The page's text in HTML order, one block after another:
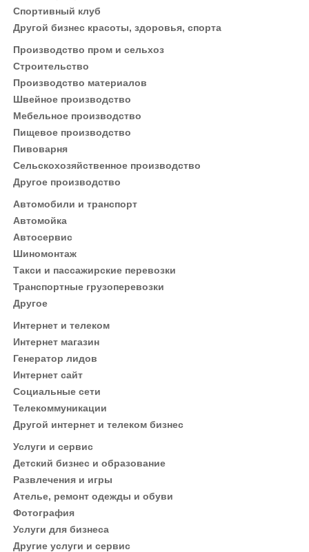
Спортивный клуб
Другой бизнес красоты, здоровья, спорта
Производство пром и сельхоз
Строительство
Производство материалов
Швейное производство
Мебельное производство
Пищевое производство
Пивоварня
Сельскохозяйственное производство
Другое производство
Автомобили и транспорт
Автомойка
Автосервис
Шиномонтаж
Такси и пассажирские перевозки
Транспортные грузоперевозки
Другое
Интернет и телеком
Интернет магазин
Генератор лидов
Интернет сайт
Социальные сети
Телекоммуникации
Другой интернет и телеком бизнес
Услуги и сервис
Детский бизнес и образование
Развлечения и игры
Ателье, ремонт одежды и обуви
Фотография
Услуги для бизнеса
Другие услуги и сервис